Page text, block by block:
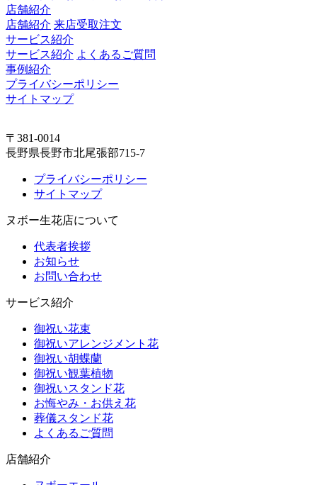
店舗紹介
店舗紹介 来店受取注文
サービス紹介
サービス紹介 よくあるご質問
事例紹介
プライバシーポリシー
サイトマップ
〒381-0014
長野県長野市北尾張部715-7
プライバシーポリシー
サイトマップ
ヌボー生花店について
代表者挨拶
お知らせ
お問い合わせ
サービス紹介
御祝い花束
御祝いアレンジメント花
御祝い胡蝶蘭
御祝い観葉植物
御祝いスタンド花
お悔やみ・お供え花
葬儀スタンド花
よくあるご質問
店舗紹介